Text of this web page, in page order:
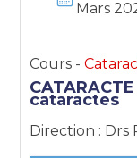
Mars
Cours -
cataractes
Direction : Drs